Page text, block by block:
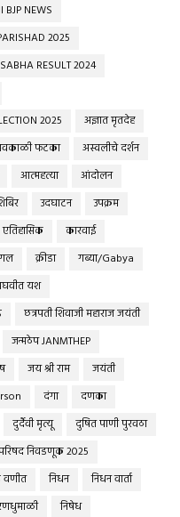
BJP NEWS
2025
RESULT 2024
2025
अज्ञात मृतदेह
फटका
अस्वलीचे दर्शन
आत्महत्या
आंदोलन
उदघाटन
उपक्रम
एतिहासिक
कारवाई
क्रीडा
गब्या/Gabya
यश
छत्रपती शिवाजी महाराज जयंती
जन्मठेप JANMTHEP
जय श्री राम
जयंती
दंगा
दणका
दुर्दैवी मृत्यू
दुषित पाणी पुरवठा
निवडणूक 2025
वणीत निधन
निधन वार्ता
निषेध